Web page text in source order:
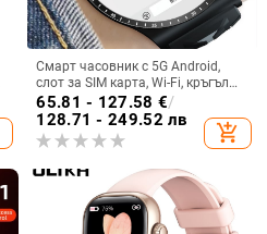
Смарт часовник с 5G Android,
слот за SIM карта, Wi-Fi, кръгъл
циферблат, камера и мониторинг
на сърдечния ритъм
65.81 - 127.58 €/
128.71 - 249.52 лв
add_shopping_cart